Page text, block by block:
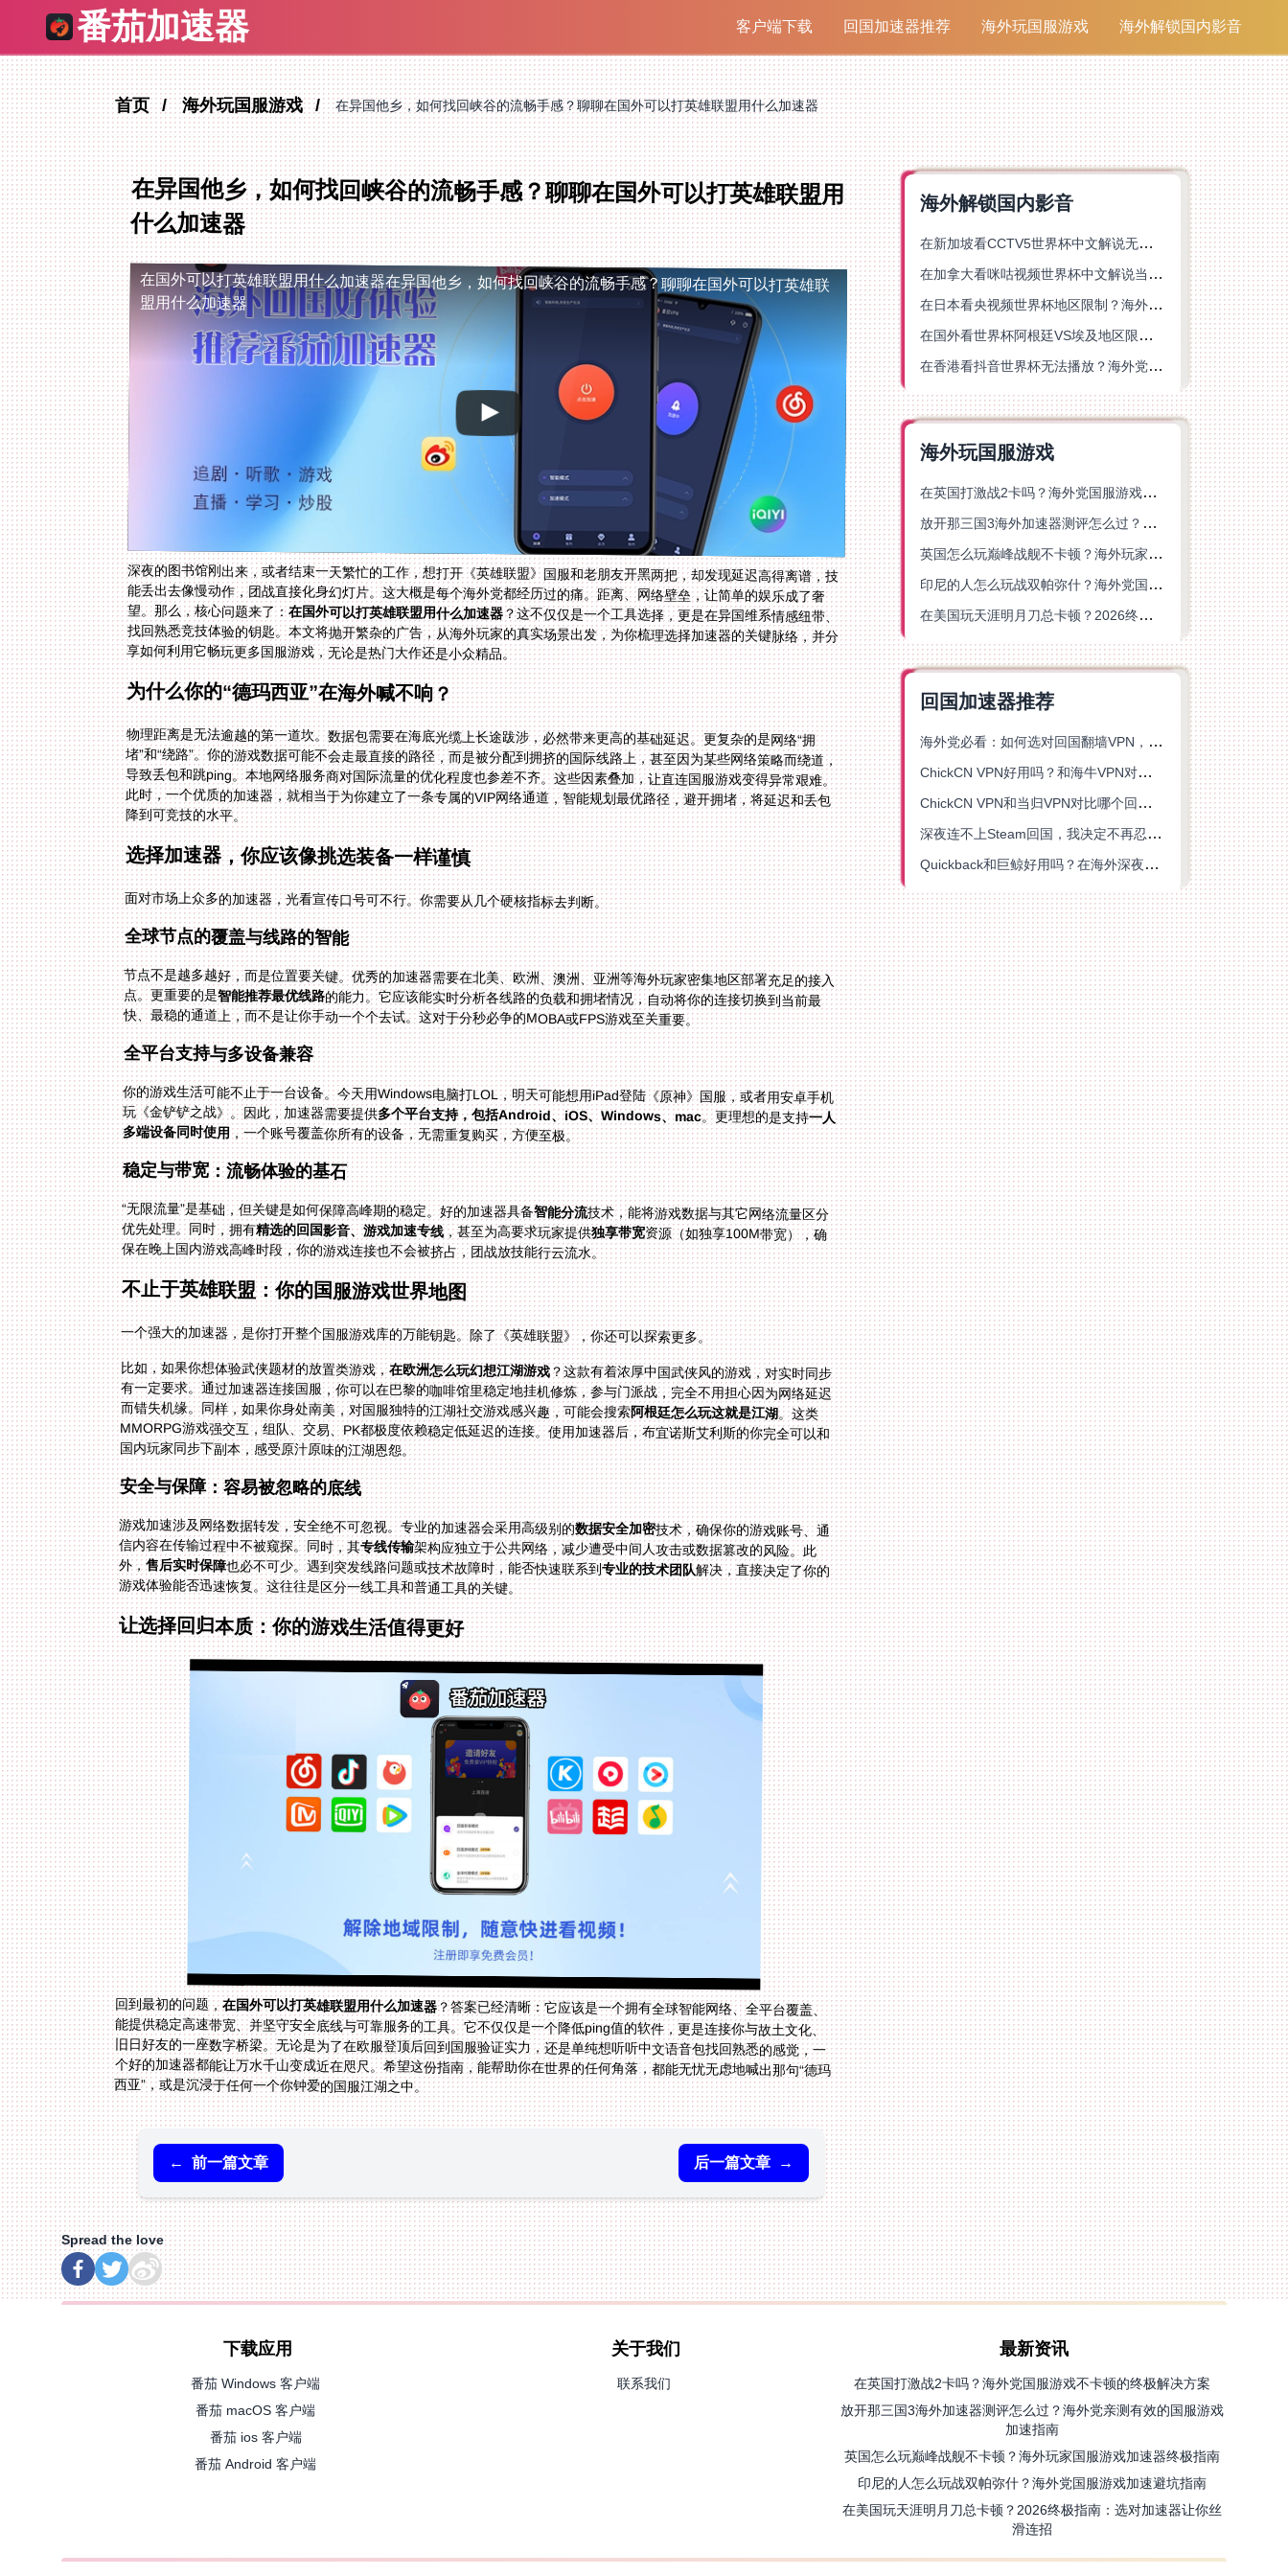
番茄加速器 客户端下载 回国加速器推荐 海外玩国服游戏 海外解锁国内影音
首页 海外玩国服游戏 在异国他乡，如何找回峡谷的流畅手感？聊聊在国外可以打英雄联盟用什么加速器
在异国他乡，如何找回峡谷的流畅手感？聊聊在国外可以打英雄联盟用
什么加速器
在国外可以打英雄联盟用什么加速器在异国他乡，如何找回峡谷的流畅手感？聊聊在国外可以打英雄联
盟用什么加速器
深夜的图书馆刚出来，或者结束一天繁忙的工作，想打开《英雄联盟》国服和老朋友开黑两把，却发现延迟高得离谱，技
能丢出去像慢动作，团战直接化身幻灯片。这大概是每个海外党都经历过的痛。距离、网络壁垒，让简单的娱乐成了奢
望。那么，核心问题来了：在国外可以打英雄联盟用什么加速器？这不仅仅是一个工具选择，更是在异国维系情感纽带、
找回熟悉竞技体验的钥匙。本文将抛开繁杂的广告，从海外玩家的真实场景出发，为你梳理选择加速器的关键脉络，并分
享如何利用它畅玩更多国服游戏，无论是热门大作还是小众精品。
为什么你的“德玛西亚”在海外喊不响？
物理距离是无法逾越的第一道坎。数据包需要在海底光缆上长途跋涉，必然带来更高的基础延迟。更复杂的是网络“拥
堵”和“绕路”。你的游戏数据可能不会走最直接的路径，而是被分配到拥挤的国际线路上，甚至因为某些网络策略而绕道，
导致丢包和跳ping。本地网络服务商对国际流量的优化程度也参差不齐。这些因素叠加，让直连国服游戏变得异常艰难。
此时，一个优质的加速器，就相当于为你建立了一条专属的VIP网络通道，智能规划最优路径，避开拥堵，将延迟和丢包
降到可竞技的水平。
选择加速器，你应该像挑选装备一样谨慎
面对市场上众多的加速器，光看宣传口号可不行。你需要从几个硬核指标去判断。
全球节点的覆盖与线路的智能
节点不是越多越好，而是位置要关键。优秀的加速器需要在北美、欧洲、澳洲、亚洲等海外玩家密集地区部署充足的接入
点。更重要的是智能推荐最优线路的能力。它应该能实时分析各线路的负载和拥堵情况，自动将你的连接切换到当前最
快、最稳的通道上，而不是让你手动一个个去试。这对于分秒必争的MOBA或FPS游戏至关重要。
全平台支持与多设备兼容
你的游戏生活可能不止于一台设备。今天用Windows电脑打LOL，明天可能想用iPad登陆《原神》国服，或者用安卓手机
玩《金铲铲之战》。因此，加速器需要提供多个平台支持，包括Android、iOS、Windows、mac。更理想的是支持一人
多端设备同时使用，一个账号覆盖你所有的设备，无需重复购买，方便至极。
稳定与带宽：流畅体验的基石
“无限流量”是基础，但关键是如何保障高峰期的稳定。好的加速器具备智能分流技术，能将游戏数据与其它网络流量区分
优先处理。同时，拥有精选的回国影音、游戏加速专线，甚至为高要求玩家提供独享带宽资源（如独享100M带宽），确
保在晚上国内游戏高峰时段，你的游戏连接也不会被挤占，团战放技能行云流水。
不止于英雄联盟：你的国服游戏世界地图
一个强大的加速器，是你打开整个国服游戏库的万能钥匙。除了《英雄联盟》，你还可以探索更多。
比如，如果你想体验武侠题材的放置类游戏，在欧洲怎么玩幻想江湖游戏？这款有着浓厚中国武侠风的游戏，对实时同步
有一定要求。通过加速器连接国服，你可以在巴黎的咖啡馆里稳定地挂机修炼，参与门派战，完全不用担心因为网络延迟
而错失机缘。同样，如果你身处南美，对国服独特的江湖社交游戏感兴趣，可能会搜索阿根廷怎么玩这就是江湖。这类
MMORPG游戏强交互，组队、交易、PK都极度依赖稳定低延迟的连接。使用加速器后，布宜诺斯艾利斯的你完全可以和
国内玩家同步下副本，感受原汁原味的江湖恩怨。
安全与保障：容易被忽略的底线
游戏加速涉及网络数据转发，安全绝不可忽视。专业的加速器会采用高级别的数据安全加密技术，确保你的游戏账号、通
信内容在传输过程中不被窥探。同时，其专线传输架构应独立于公共网络，减少遭受中间人攻击或数据篡改的风险。此
外，售后实时保障也必不可少。遇到突发线路问题或技术故障时，能否快速联系到专业的技术团队解决，直接决定了你的
游戏体验能否迅速恢复。这往往是区分一线工具和普通工具的关键。
让选择回归本质：你的游戏生活值得更好
回到最初的问题，在国外可以打英雄联盟用什么加速器？答案已经清晰：它应该是一个拥有全球智能网络、全平台覆盖、
能提供稳定高速带宽、并坚守安全底线与可靠服务的工具。它不仅仅是一个降低ping值的软件，更是连接你与故土文化、
旧日好友的一座数字桥梁。无论是为了在欧服登顶后回到国服验证实力，还是单纯想听听中文语音包找回熟悉的感觉，一
个好的加速器都能让万水千山变成近在咫尺。希望这份指南，能帮助你在世界的任何角落，都能无忧无虑地喊出那句“德玛
西亚”，或是沉浸于任何一个你钟爱的国服江湖之中。
← 前一篇文章 后一篇文章 →
海外解锁国内影音
在新加坡看CCTV5世界杯中文解说无法播放？这篇指南帮你解锁海外体育直播自由
在加拿大看咪咕视频世界杯中文解说当前地区不可播放？这篇指南帮你一键解决
在日本看央视频世界杯地区限制？海外党体育赛事观看终极指南
在国外看世界杯阿根廷VS埃及地区限制？这篇指南帮你搞定中文直播+解说
在香港看抖音世界杯无法播放？海外党体育赛事中文直播终极指南
海外玩国服游戏
在英国打激战2卡吗？海外党国服游戏不卡顿的终极解决方案
放开那三国3海外加速器测评怎么过？海外党亲测有效的国服游戏加速指南
英国怎么玩巅峰战舰不卡顿？海外玩家国服游戏加速器终极指南
印尼的人怎么玩战双帕弥什？海外党国服游戏加速避坑指南
在美国玩天涯明月刀总卡顿？2026终极指南：选对加速器让你丝滑连招
回国加速器推荐
海外党必看：如何选对回国翻墙VPN，无缝解锁国内资源？
ChickCN VPN好用吗？和海牛VPN对比哪个回国效果更好？
ChickCN VPN和当归VPN对比哪个回国效果更好？海外党亲测后选了它
深夜连不上Steam回国，我决定不再忍受这数字鸿沟
Quickback和巨鲸好用吗？在海外深夜想刷B站、追爱奇艺的你，或许正需要这份答案
Spread the love
下载应用
番茄 Windows 客户端
番茄 macOS 客户端
番茄 ios 客户端
番茄 Android 客户端
关于我们
联系我们
最新资讯
在英国打激战2卡吗？海外党国服游戏不卡顿的终极解决方案
放开那三国3海外加速器测评怎么过？海外党亲测有效的国服游戏
加速指南
英国怎么玩巅峰战舰不卡顿？海外玩家国服游戏加速器终极指南
印尼的人怎么玩战双帕弥什？海外党国服游戏加速避坑指南
在美国玩天涯明月刀总卡顿？2026终极指南：选对加速器让你丝
滑连招